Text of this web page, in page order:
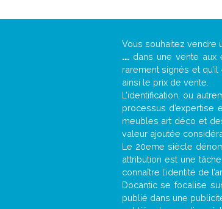
Vous souhaitez vendre
...dans une vente aux
rarement signés et
ainsi le prix de vente.
L’identification, ou
processus d’expertise
meubles art déco et
valeur ajoutée
Le 20eme siècle
attribution est une
connaître l’identité de
Docantic se focalise
publié dans une